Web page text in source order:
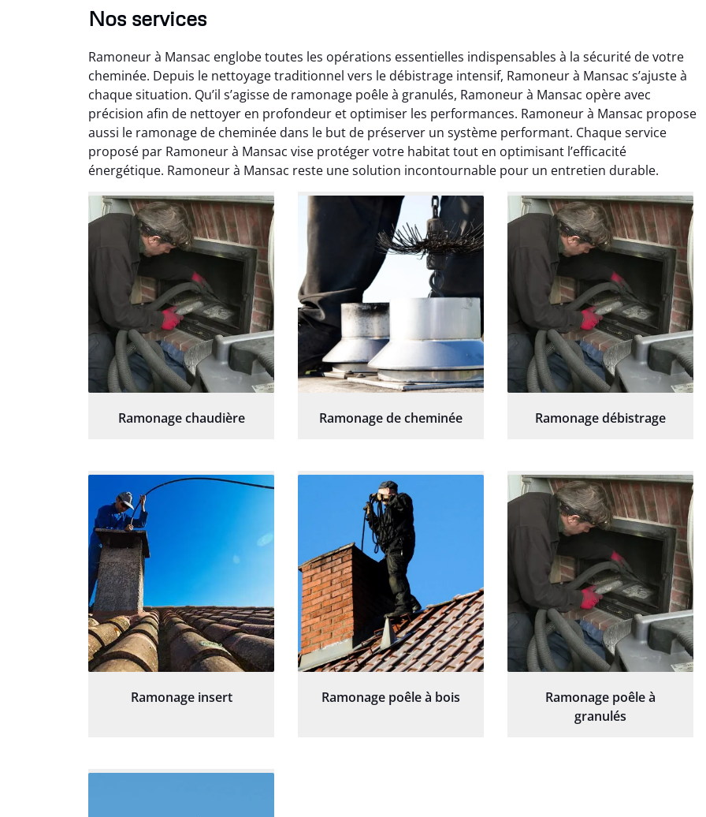
Nos services
Ramoneur à Mansac englobe toutes les opérations essentielles indispensables à la sécurité de votre
cheminée. Depuis le nettoyage traditionnel vers le débistrage intensif, Ramoneur à Mansac s’ajuste à
chaque situation. Qu’il s’agisse de ramonage poêle à granulés, Ramoneur à Mansac opère avec
précision afin de nettoyer en profondeur et optimiser les performances. Ramoneur à Mansac propose
aussi le ramonage de cheminée dans le but de préserver un système performant. Chaque service
proposé par Ramoneur à Mansac vise protéger votre habitat tout en optimisant l’efficacité
énergétique. Ramoneur à Mansac reste une solution incontournable pour un entretien durable.
Ramonage chaudière Ramonage de cheminée Ramonage débistrage
Ramonage insert Ramonage poêle à bois
Ramonage poêle à
granulés
Nicolas Perrin
22 janvier 2026
Intervention rapide et très
propre pour le ramonage
débistrage. On sent tout de
suite la différence au niveau
du tirage. Très satisfait.
Yannick Morel
12 juillet 2025
Intervention très efficace
pour le ramonage débistrage
de ma cheminée. Le tirage
est nettement meilleur et
plus aucune odeur. Travail
propre et rapide.